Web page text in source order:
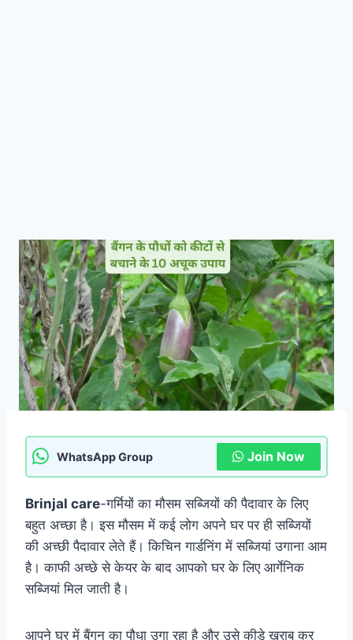
WhatsApp Group Join Now
Brinjal care-गर्मियों का मौसम सब्जियों की पैदावार के लिए
बहुत अच्छा है। इस मौसम में कई लोग अपने घर पर ही सब्जियों
की अच्छी पैदावार लेते हैं। किचिन गार्डनिंग में सब्जियां उगाना आम
है। काफी अच्छे से केयर के बाद आपको घर के लिए आर्गेनिक
सब्जियां मिल जाती है।
आपने घर में बैंगन का पौधा उगा रहा है और उसे कीड़े खराब कर